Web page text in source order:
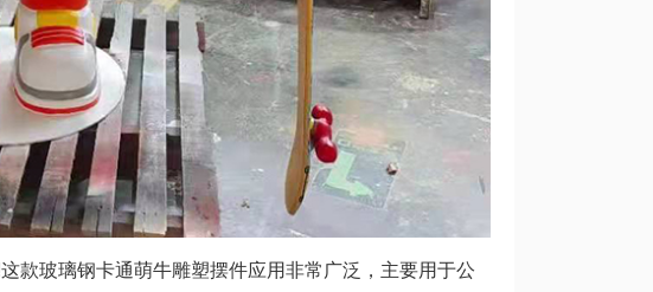
玻璃钢卡通萌牛雕塑摆件应用非常广泛，主要用于公